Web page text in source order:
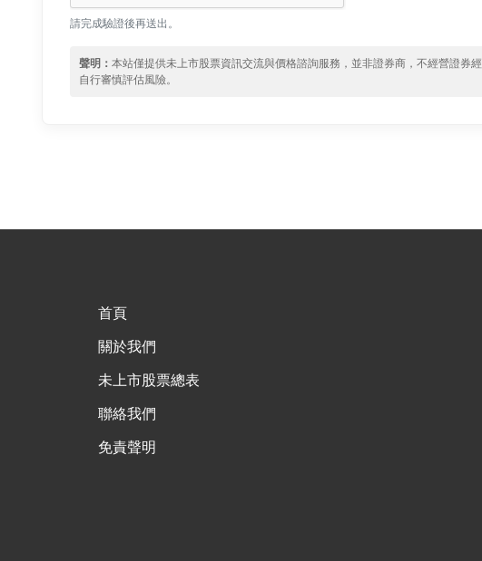
請完成驗證後再送出。
聲明：本站僅提供未上市股票資訊交流與價格諮詢服務，並非證券商，不經營證券
自行審慎評估風險。
首頁
關於我們
未上市股票總表
聯絡我們
免責聲明